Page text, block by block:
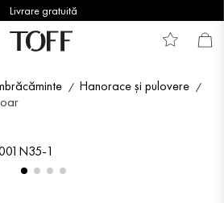
Livrare gratuită
Hanorace și pulovere